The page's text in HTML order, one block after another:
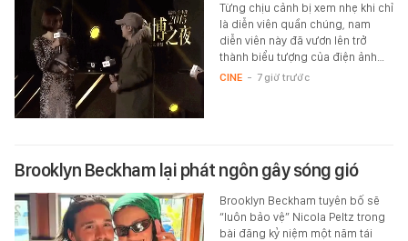
Từng chịu cảnh bị xem nhẹ khi chỉ
là diễn viên quần chúng, nam
diễn viên này đã vươn lên trở
thành biểu tượng của điện ảnh…
CINE - 7 giờ trước
Brooklyn Beckham lại phát ngôn gây sóng gió
Brooklyn Beckham tuyên bố sẽ
“luôn bảo vệ” Nicola Peltz trong
bài đăng kỷ niệm một năm tái